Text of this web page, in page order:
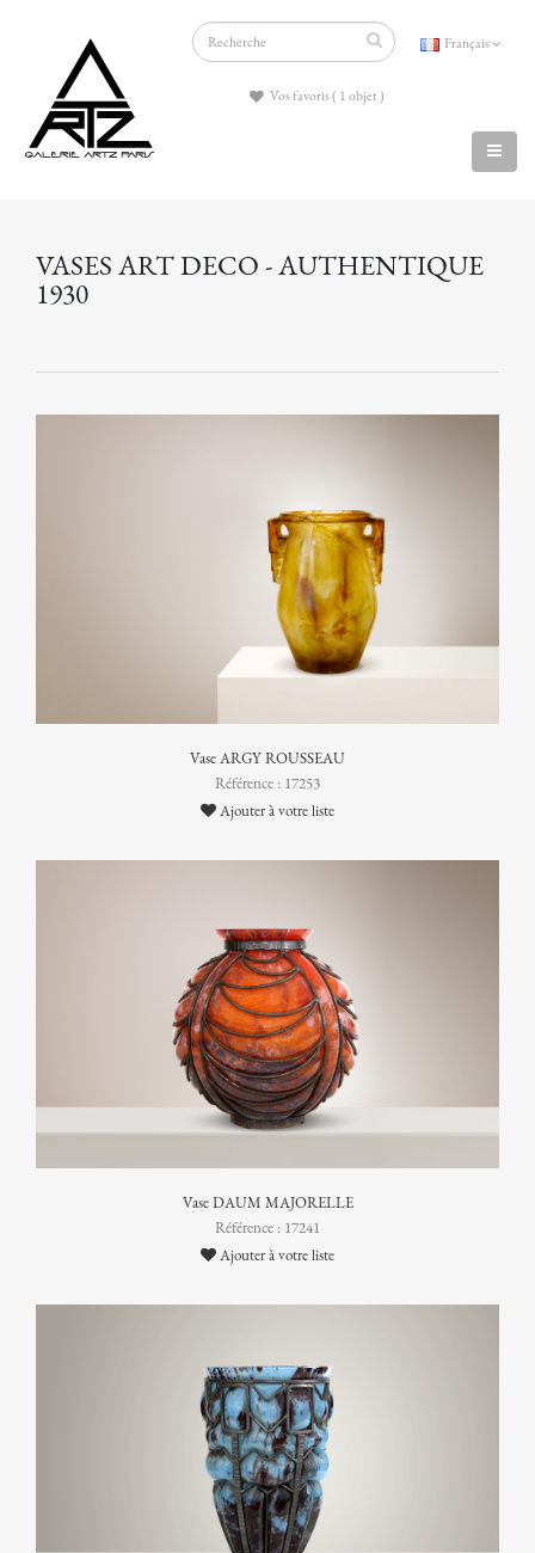
Français
Vos favoris ( 1 objet )
VASES ART DECO - AUTHENTIQUE
1930
Vase ARGY ROUSSEAU
Référence : 17253
Ajouter à votre liste
Vase DAUM MAJORELLE
Référence : 17241
Ajouter à votre liste